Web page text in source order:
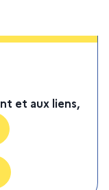
et aux liens,